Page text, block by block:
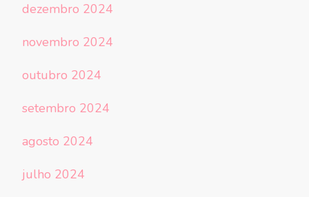
dezembro 2024
novembro 2024
outubro 2024
setembro 2024
agosto 2024
julho 2024